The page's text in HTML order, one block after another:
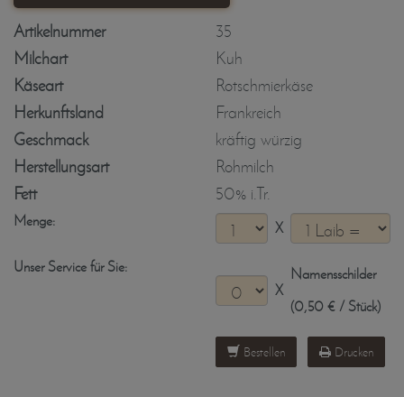
Artikelnummer
35
Milchart
Kuh
Käseart
Rotschmierkäse
Herkunftsland
Frankreich
Geschmack
kräftig würzig
Herstellungsart
Rohmilch
Fett
50% i.Tr.
Menge: X
Unser Service für Sie:
X
Namensschilder
(0,50 € / Stück)
Bestellen Drucken